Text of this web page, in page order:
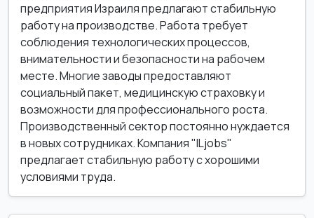
предприятия Израиля предлагают стабильную
работу на производстве. Работа требует
соблюдения технологических процессов,
внимательности и безопасности на рабочем
месте. Многие заводы предоставляют
социальный пакет, медицинскую страховку и
возможности для профессионального роста.
Производственный сектор постоянно нуждается
в новых сотрудниках. Компания "ILjobs"
предлагает стабильную работу с хорошими
условиями труда.